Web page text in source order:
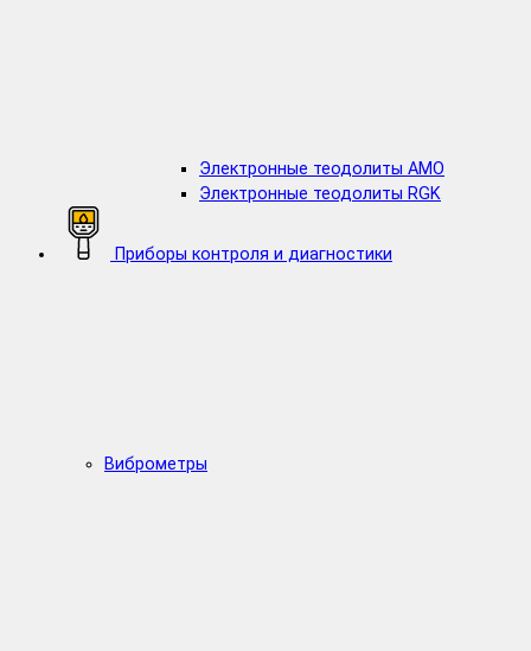
Электронные теодолиты AMO
Электронные теодолиты RGK
Приборы контроля и диагностики
Виброметры